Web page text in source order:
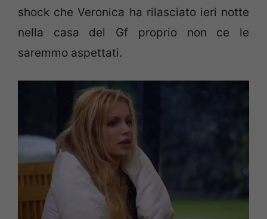
shock che Veronica ha rilasciato ieri notte
nella casa del Gf proprio non ce le
saremmo aspettati.